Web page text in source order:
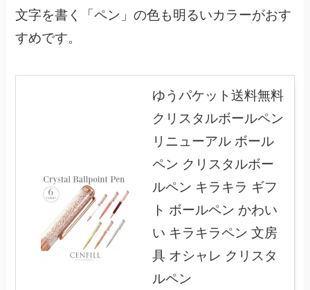
文字を書く「ペン」の色も明るいカラーがおす
すめです。
ゆうパケット送料無料
クリスタルボールペン
リニューアル ボール
ペン クリスタルボー
ルペン キラキラ ギフ
ト ボールペン かわい
い キラキラペン 文房
具 オシャレ クリスタ
ルペン